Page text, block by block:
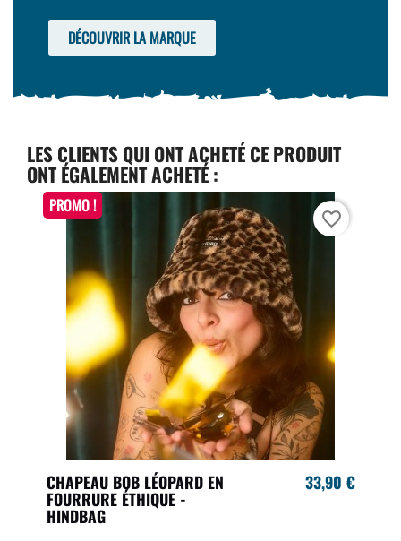
DÉCOUVRIR LA MARQUE
LES CLIENTS QUI ONT ACHETÉ CE PRODUIT
ONT ÉGALEMENT ACHETÉ :
CHAPEAU BOB LÉOPARD EN
FOURRURE ÉTHIQUE -
HINDBAG
33,90 €
PROMO !
favorite_border